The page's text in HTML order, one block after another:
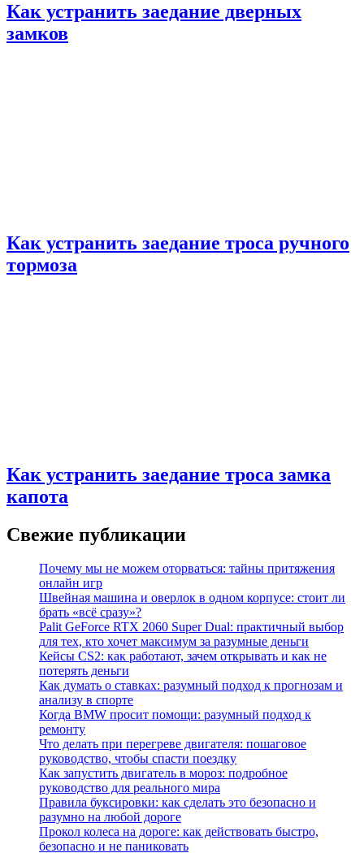
Как устранить заедание дверных
замков
Как устранить заедание троса ручного
тормоза
Как устранить заедание троса замка
капота
Свежие публикации
Почему мы не можем оторваться: тайны притяжения
онлайн игр
Швейная машина и оверлок в одном корпусе: стоит ли
брать «всё сразу»?
Palit GeForce RTX 2060 Super Dual: практичный выбор
для тех, кто хочет максимум за разумные деньги
Кейсы CS2: как работают, зачем открывать и как не
потерять деньги
Как думать о ставках: разумный подход к прогнозам и
анализу в спорте
Когда BMW просит помощи: разумный подход к
ремонту
Что делать при перегреве двигателя: пошаговое
руководство, чтобы спасти поездку
Как запустить двигатель в мороз: подробное
руководство для реального мира
Правила буксировки: как сделать это безопасно и
разумно на любой дороге
Прокол колеса на дороге: как действовать быстро,
безопасно и не паниковать